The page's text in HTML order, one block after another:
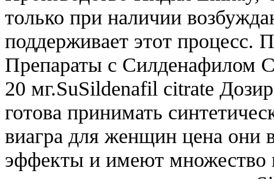
только при наличии
поддерживает этот процесс.
Препараты с Силденафилом
20 мг.SuSildenafil citrate
готова принимать
виагра для женщин цена они
эффекты и имеют множество